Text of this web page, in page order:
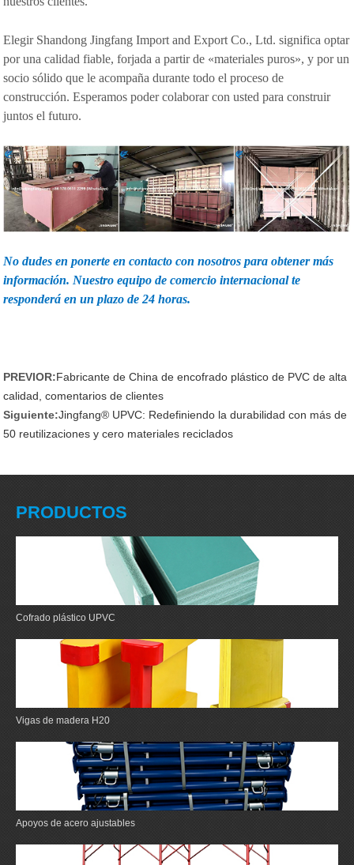
Elegir Shandong Jingfang Import and Export Co., Ltd. significa optar
por una calidad fiable, forjada a partir de «materiales puros», y por un
socio sólido que le acompaña durante todo el proceso de
construcción. Esperamos poder colaborar con usted para construir
juntos el futuro.
No dudes en ponerte en contacto con nosotros para obtener más
información. Nuestro equipo de comercio internacional te
responderá en un plazo de 24 horas.
PREVIOR:Fabricante de China de encofrado plástico de PVC de alta
calidad, comentarios de clientes
Siguiente:Jingfang® UPVC: Redefiniendo la durabilidad con más de
50 reutilizaciones y cero materiales reciclados
PRODUCTOS
Cofrado plástico UPVC
Vigas de madera H20
Apoyos de acero ajustables